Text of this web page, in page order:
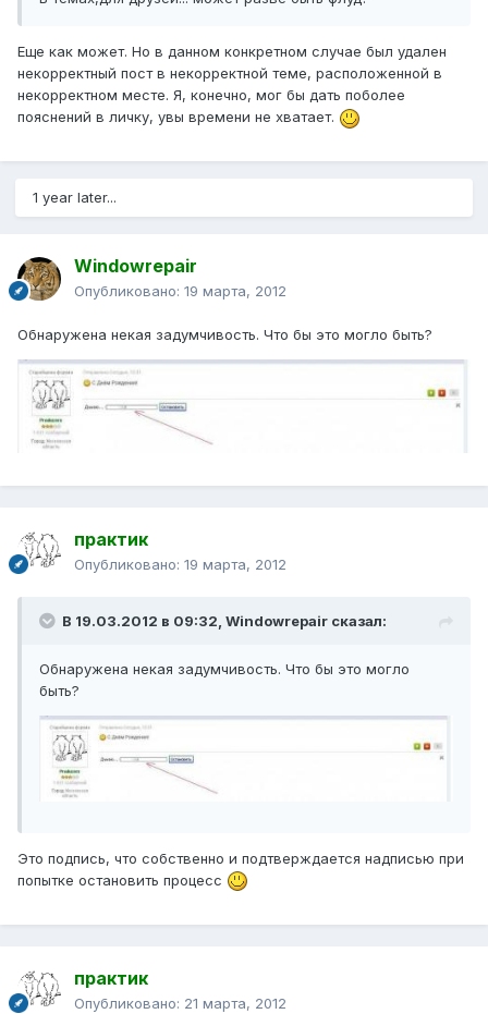
Еще как может. Но в данном конкретном случае был удален
некорректный пост в некорректной теме, расположенной в
некорректном месте. Я, конечно, мог бы дать поболее
пояснений в личку, увы времени не хватает.
1 year later...
Windowrepair
Опубликовано: 19 марта, 2012
Обнаружена некая задумчивость. Что бы это могло быть?
практик
Опубликовано: 19 марта, 2012
В 19.03.2012 в 09:32, Windowrepair сказал:
Обнаружена некая задумчивость. Что бы это могло
быть?
Это подпись, что собственно и подтверждается надписью при
попытке остановить процесс
практик
Опубликовано: 21 марта, 2012